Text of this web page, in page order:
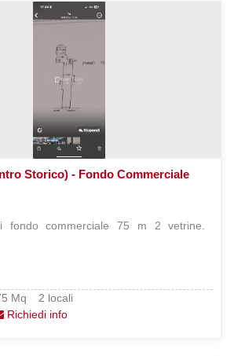
Storico) - Fondo Commerciale
fondo commerciale 75 m 2 vetrine. 
Mq
2 locali
Richiedi info